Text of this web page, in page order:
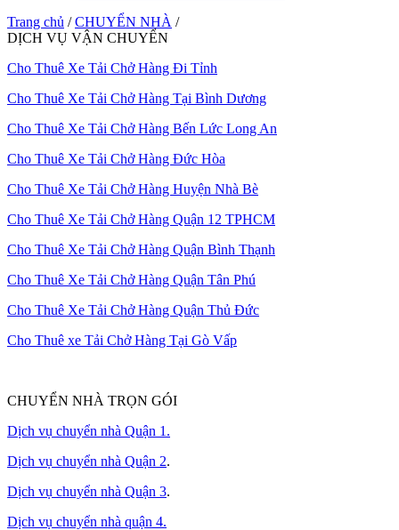
Trang chủ / CHUYỂN NHÀ /
DỊCH VỤ VẬN CHUYỂN
Cho Thuê Xe Tải Chở Hàng Đi Tỉnh
Cho Thuê Xe Tải Chở Hàng Tại Bình Dương
Cho Thuê Xe Tải Chở Hàng Bến Lức Long An
Cho Thuê Xe Tải Chở Hàng Đức Hòa
Cho Thuê Xe Tải Chở Hàng Huyện Nhà Bè
Cho Thuê Xe Tải Chở Hàng Quận 12 TPHCM
Cho Thuê Xe Tải Chở Hàng Quận Bình Thạnh
Cho Thuê Xe Tải Chở Hàng Quận Tân Phú
Cho Thuê Xe Tải Chở Hàng Quận Thủ Đức
Cho Thuê xe Tải Chở Hàng Tại Gò Vấp
CHUYỂN NHÀ TRỌN GÓI
Dịch vụ chuyển nhà Quận 1.
Dịch vụ chuyển nhà Quận 2.
Dịch vụ chuyển nhà Quận 3.
Dịch vụ chuyển nhà quận 4.